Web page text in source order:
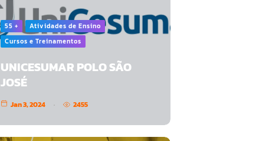
55 +
Atividades de Ensino
Cursos e Treinamentos
UNICESUMAR POLO SÃO
JOSÉ
Jan 3, 2024 2455